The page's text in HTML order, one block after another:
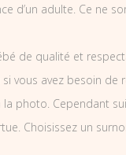
d’un adulte. Ce ne
de qualité et
vous avez besoin
photo. Cependant
Choisissez un